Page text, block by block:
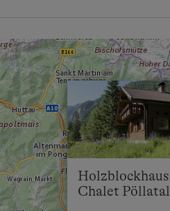
On the Mountain
Holzblockhaus
Chalet Pöllatal